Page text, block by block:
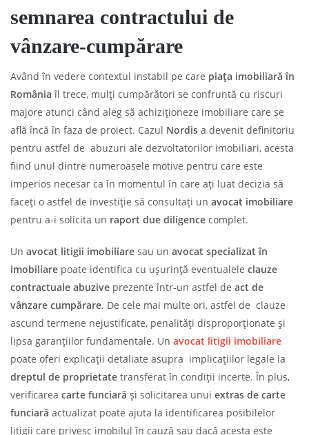
semnarea contractului de
vânzare-cumpărare
Având în vedere contextul instabil pe care piața imobiliară în
Româniaîl trece, mulți cumpărători se confruntă cu riscuri
majore atunci când aleg să achiziționeze imobiliare care se
află încă în faza de proiect. Cazul Nordis a devenit definitoriu
pentru astfel de abuzuri ale dezvoltatorilor imobiliari, acesta
fiind unul dintre numeroasele motive pentru care este
imperios necesar ca în momentul în care ați luat decizia să
faceți o astfel de investiție să consultați un avocat imobiliare
pentru a-i solicita un raport due diligence complet.
Un avocat litigii imobiliare sau un avocat specializat în
imobiliare poate identifica cu ușurință eventualele clauze
contractuale abuzive prezente într-un astfel de act de
vânzare cumpărare. De cele mai multe ori, astfel de clauze
ascund termene nejustificate, penalități disproporționate și
lipsa garanțiilor fundamentale. Un avocat litigii imobiliare
poate oferi explicații detaliate asupra implicațiilor legale la
dreptul de proprietate transferat în condiții incerte. În plus,
verificarea carte funciară și solicitarea unui extras de carte
funciară actualizat poate ajuta la identificarea posibilelor
litigii care privesc imobilul în cauză sau dacă acesta este